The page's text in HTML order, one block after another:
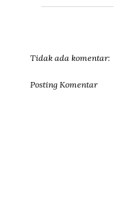
Tidak ada komentar:
Posting Komentar